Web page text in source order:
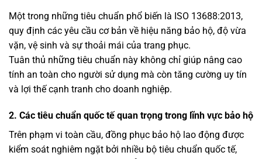
Một trong những tiêu chuẩn phổ biến là ISO 13688:2013,
quy định các yêu cầu cơ bản về hiệu năng bảo hộ, độ vừa
vặn, vệ sinh và sự thoải mái của trang phục.
Tuân thủ những tiêu chuẩn này không chỉ giúp nâng cao
tính an toàn cho người sử dụng mà còn tăng cường uy tín
và lợi thế cạnh tranh cho doanh nghiệp.
2. Các tiêu chuẩn quốc tế quan trọng trong lĩnh vực bảo hộ
Trên phạm vi toàn cầu, đồng phục bảo hộ lao động được
kiểm soát nghiêm ngặt bởi nhiều bộ tiêu chuẩn quốc tế,